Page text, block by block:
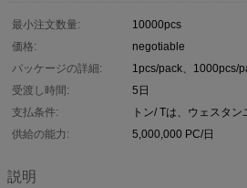
最小注文数量:
10000pcs
価格:
negotiable
パッケージの詳細:
1pcs/pack、1000pcs/
受渡し時間:
5日
支払条件:
トン/ Tは、ウェスタ
供給の能力:
5,000,000 PC/日
説明